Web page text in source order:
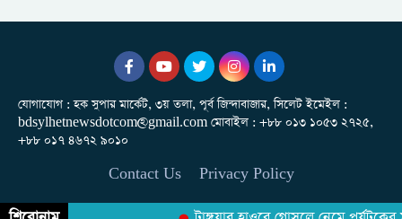
যোগাযোগ : হক সুপার মার্কেট, ৩য় তলা, পূর্ব জিন্দাবাজার, সিলেট ইমেইল :
bdsylhetnewsdotcom@gmail.com মোবাইল : +৮৮ ০১৩ ১০৫৩ ২৭২৫,
+৮৮ ০১৭ ৪৬৭২ ৯০১০
Contact Us Privacy Policy